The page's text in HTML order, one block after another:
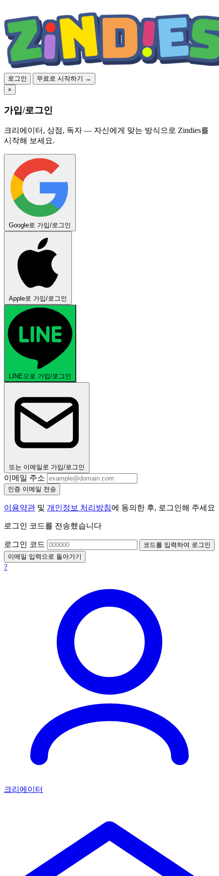
로그인
무료로 시작하기 →
×
가입/로그인
크리에이터, 상점, 독자 — 자신에게 맞는 방식으로 Zindies를
시작해 보세요.
Google로 가입/로그인
Apple로 가입/로그인
LINE으로 가입/로그인
또는 이메일로 가입/로그인
이메일 주소
인증 이메일 전송
이용약관 및 개인정보 처리방침에 동의한 후, 로그인해 주세요
로그인 코드를 전송했습니다
로그인 코드
코드를 입력하여 로그인
이메일 입력으로 돌아가기
?
크리에이터